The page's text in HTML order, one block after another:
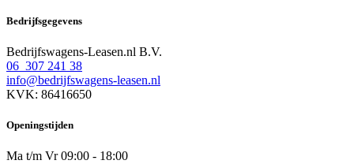
Bedrijfsgegevens
Bedrijfswagens-Leasen.nl B.V.
06 307 241 38
info@bedrijfswagens-leasen.nl
KVK: 86416650
Openingstijden
Ma t/m Vr 09:00 - 18:00